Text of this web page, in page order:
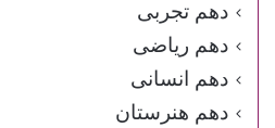
دهم تجربی
دهم ریاضی
دهم انسانی
دهم هنرستان